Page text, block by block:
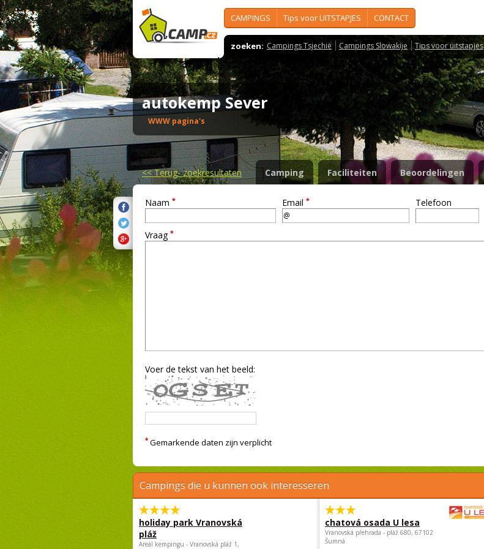
CAMPINGS Tips voor UITSTAPJES CONTACT
zoeken: Campings Tsjechië Campings Slowakije Tips voor uitstapjes
autokemp Sever
WWW pagina's
<<Terug- zoekresultaten Camping Faciliteiten Beoordelingen
Naam * Email * Telefoon
Vraag *
Voer de tekst van het beeld:
* Gemarkende daten zijn verplicht
Campings die u kunnen ook interesseren
holiday park Vranovská
pláž
Areál kempingu - Vranovská pláž 1,
chatová osada U lesa
Vranovská přehrada - pláž 680, 67102
Šumná